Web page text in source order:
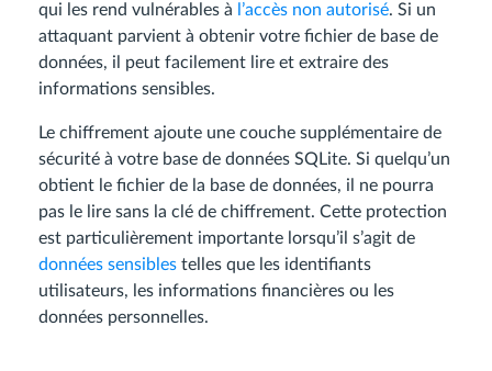
qui les rend vulnérables à
l’accès non autorisé. Si un
attaquant parvient à obtenir votre fichier de base de
données, il peut facilement lire et extraire des
informations sensibles.
Le chiffrement ajoute une couche supplémentaire de
sécurité à votre base de données SQLite. Si quelqu’un
obtient le fichier de la base de données, il ne pourra
pas le lire sans la clé de chiffrement. Cette protection
est particulièrement importante lorsqu’il s’agit de
données sensibles telles que les identifiants
utilisateurs, les informations financières ou les
données personnelles.